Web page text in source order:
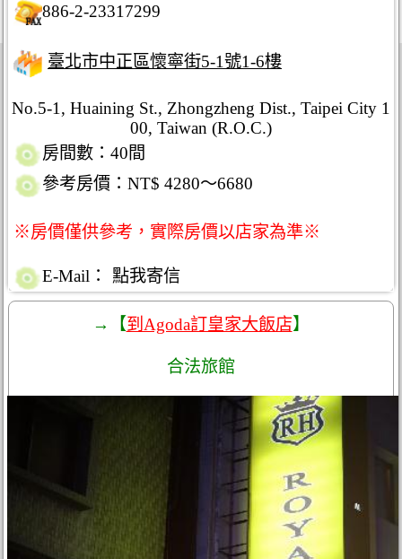
886-2-23317299
臺北市中正區懷寧街5-1號1-6樓
No.5-1, Huaining St., Zhongzheng Dist., Taipei City 1
00, Taiwan (R.O.C.)
房間數：40間
參考房價：NT$ 4280～6680
※房價僅供參考，實際房價以店家為準※
E-Mail： 點我寄信
→【到Agoda訂皇家大飯店】
合法旅館